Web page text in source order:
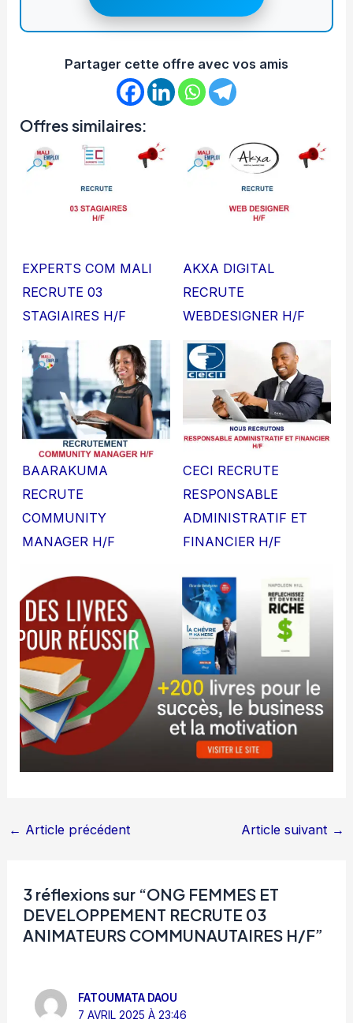
Partager cette offre avec vos amis
Offres similaires:
EXPERTS COM MALI
RECRUTE 03
STAGIAIRES H/F
AKXA DIGITAL
RECRUTE
WEBDESIGNER H/F
BAARAKUMA
RECRUTE
COMMUNITY
MANAGER H/F
CECI RECRUTE
RESPONSABLE
ADMINISTRATIF ET
FINANCIER H/F
← Article précédent Article suivant →
3 réflexions sur “ONG FEMMES ET
DEVELOPPEMENT RECRUTE 03
ANIMATEURS COMMUNAUTAIRES H/F”
FATOUMATA DAOU
7 AVRIL 2025 À 23:46